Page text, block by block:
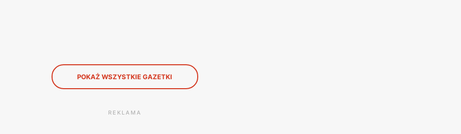
POKAŻ WSZYSTKIE GAZETKI
REKLAMA